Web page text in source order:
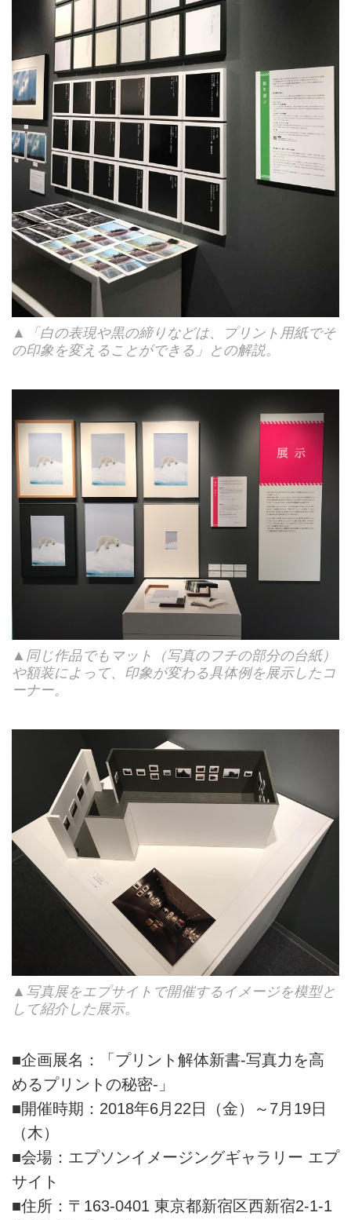
▲「白の表現や黒の締りなどは、プリント用紙でそ
の印象を変えることができる」との解説。
▲同じ作品でもマット（写真のフチの部分の台紙）
や額装によって、印象が変わる具体例を展示したコ
ーナー。
▲写真展をエプサイトで開催するイメージを模型と
して紹介した展示。
■企画展名：「プリント解体新書-写真力を高
めるプリントの秘密-」
■開催時期：2018年6月22日（金）～7月19日
（木）
■会場：エプソンイメージングギャラリー エプ
サイト
■住所：〒163-0401 東京都新宿区西新宿2-1-1